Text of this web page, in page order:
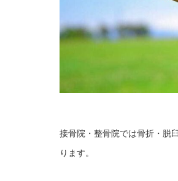
接骨院・整骨院では骨折・脱
ります。